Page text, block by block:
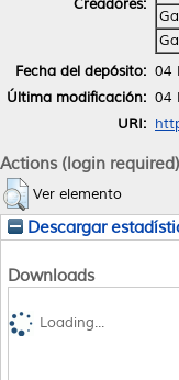
Creadores:
Fecha del depósito: 04
Última modificación: 04
URI:
Actions (login required)
Ver elemento
Descargar
Downloads
Loading...